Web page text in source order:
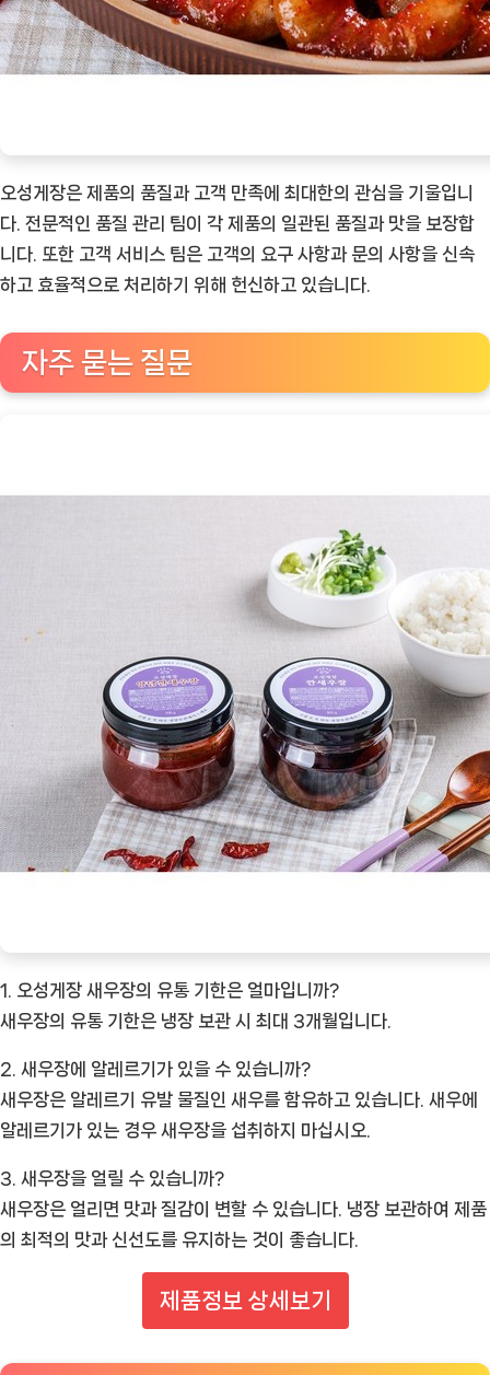
오성게장은 제품의 품질과 고객 만족에 최대한의 관심을 기울입니
다. 전문적인 품질 관리 팀이 각 제품의 일관된 품질과 맛을 보장합
니다. 또한 고객 서비스 팀은 고객의 요구 사항과 문의 사항을 신속
하고 효율적으로 처리하기 위해 헌신하고 있습니다.
자주 묻는 질문
1. 오성게장 새우장의 유통 기한은 얼마입니까?
새우장의 유통 기한은 냉장 보관 시 최대 3개월입니다.
2. 새우장에 알레르기가 있을 수 있습니까?
새우장은 알레르기 유발 물질인 새우를 함유하고 있습니다. 새우에
알레르기가 있는 경우 새우장을 섭취하지 마십시오.
3. 새우장을 얼릴 수 있습니까?
새우장은 얼리면 맛과 질감이 변할 수 있습니다. 냉장 보관하여 제품
의 최적의 맛과 신선도를 유지하는 것이 좋습니다.
제품정보 상세보기